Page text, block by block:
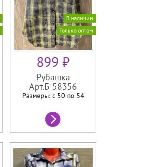
В наличии
Только оптом
899 ₽
Рубашка
Арт.Б-58356
Размеры: с 50 по 54